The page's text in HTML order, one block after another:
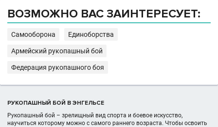
ВОЗМОЖНО ВАС ЗАИНТЕРЕСУЕТ:
Самооборона Единоборства
Армейский рукопашный бой
Федерация рукопашного боя
РУКОПАШНЫЙ БОЙ В ЭНГЕЛЬСЕ
Рукопашный бой – зрелищный вид спорта и боевое искусство,
научиться которому можно с самого раннего возраста. Чтобы освоить